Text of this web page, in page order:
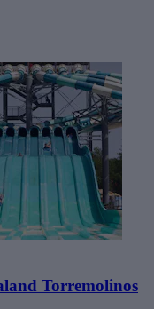
Torremolinos